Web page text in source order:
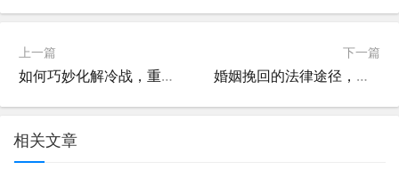
上一篇
如何巧妙化解冷战，重燃情感之火
下一篇
婚姻挽回的法律途径，维护家庭和谐与权益
相关文章